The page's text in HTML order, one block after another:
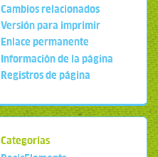
Cambios relacionados
Versión para imprimir
Enlace permanente
Información de la página
Registros de página
Categorías